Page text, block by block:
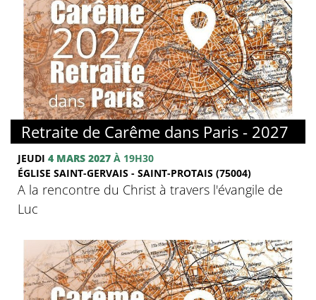
© FMJ
Retraite de Carême dans Paris - 2027
JEUDI 4 MARS 2027 À 19H30
ÉGLISE SAINT-GERVAIS - SAINT-PROTAIS (75004)
A la rencontre du Christ à travers l'évangile de
Luc